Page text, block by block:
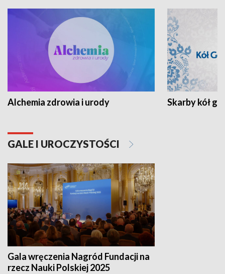
Alchemia zdrowia i urody Skarby kół
GALE I UROCZYSTOŚCI
Gala wręczenia Nagród Fundacji na
rzecz Nauki Polskiej 2025